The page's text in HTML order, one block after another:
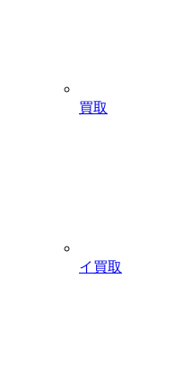
買取
イ買取